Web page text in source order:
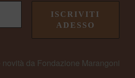
da Fondazione Marangoni